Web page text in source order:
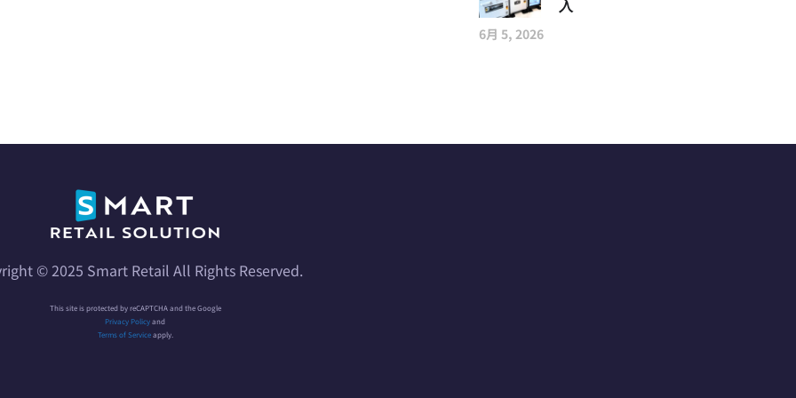
入
6月 5, 2026
© 2025 Smart Retail All Rights Reserved.
This site is protected by reCAPTCHA and the Google
Privacy Policyand
Terms of Serviceapply.